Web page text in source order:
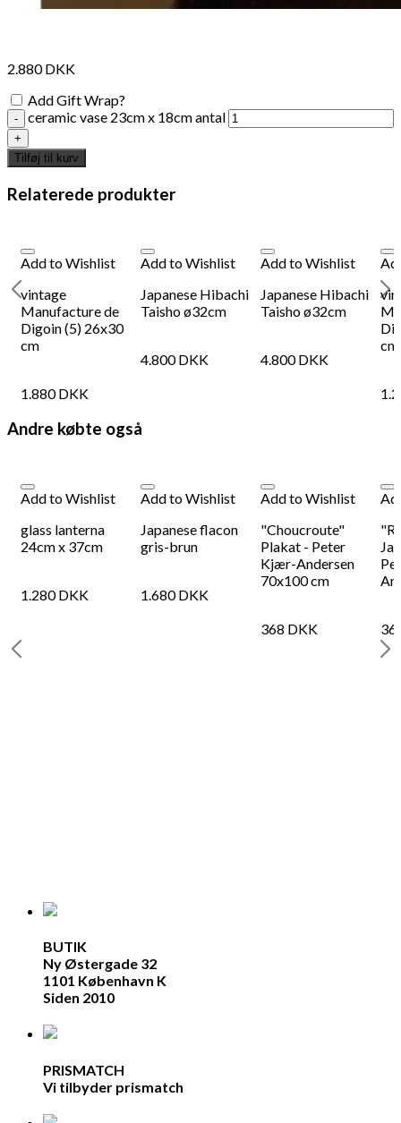
2.880DKK
Add Gift Wrap?
ceramic vase 23cm x 18cm antal
Tilføj til kurv
Relaterede produkter
Add to Wishlist
vintage
Manufacture de
Digoin (5) 26x30
cm
1.880DKK
Add to Wishlist
Japanese Hibachi
Taisho ø32cm
4.800DKK
Add to Wishlist
Japanese Hibachi
Taisho ø32cm
4.800DKK
cm
Andre købte også
Add to Wishlist
glass lanterna
24cm x 37cm
1.280DKK
Add to Wishlist
Japanese flacon
gris-brun
1.680DKK
Add to Wishlist
"Choucroute"
Plakat - Peter
Kjær-Andersen
70x100 cm
368 DKK
BUTIK
Ny Østergade 32
1101 København K
Siden 2010
PRISMATCH
Vi tilbyder prismatch